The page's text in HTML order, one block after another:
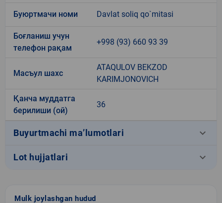
Буюртмачи номи Davlat soliq qo`mitasi
Боғланиш учун
телефон рақам
+998 (93) 660 93 39
Масъул шахс
ATAQULOV BEKZOD
KARIMJONOVICH
Қанча муддатга
берилиши (ой)
36
Buyurtmachi ma’lumotlari keyboard_arrow_down
Lot hujjatlari keyboard_arrow_down
Mulk joylashgan hudud